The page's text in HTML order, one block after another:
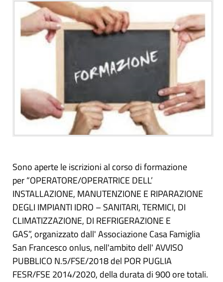
Sono aperte le iscrizioni al corso di formazione
per “OPERATORE/OPERATRICE DELL’
INSTALLAZIONE, MANUTENZIONE E RIPARAZIONE
DEGLI IMPIANTI IDRO – SANITARI, TERMICI, DI
CLIMATIZZAZIONE, DI REFRIGERAZIONE E
GAS”, organizzato dall' Associazione Casa Famiglia
San Francesco onlus, nell'ambito dell' AVVISO
PUBBLICO N.5/FSE/2018 del POR PUGLIA
FESR/FSE 2014/2020, della durata di 900 ore totali.